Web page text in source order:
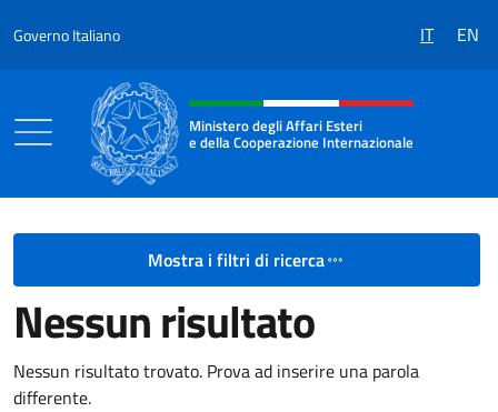
Governo Italiano IT EN
Intestazione sito, social e menù
Ministero degli Affari Esteri
e della Cooperazione Internazionale
Mostra i filtri di ricerca
Nessun risultato
Nessun risultato trovato. Prova ad inserire una parola
differente.